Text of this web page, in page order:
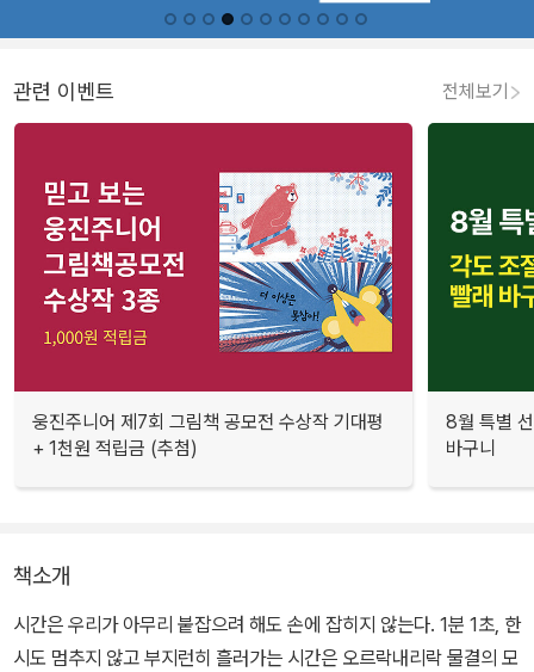
관련 이벤트 전체보기
웅진주니어 제7회 그림책 공모전 수상작 기대평
+ 1천원 적립금 (추첨)
8월 특별
바구니
책소개
시간은 우리가 아무리 붙잡으려 해도 손에 잡히지 않는다. 1분 1초, 한
시도 멈추지 않고 부지런히 흘러가는 시간은 오르락내리락 물결의 모